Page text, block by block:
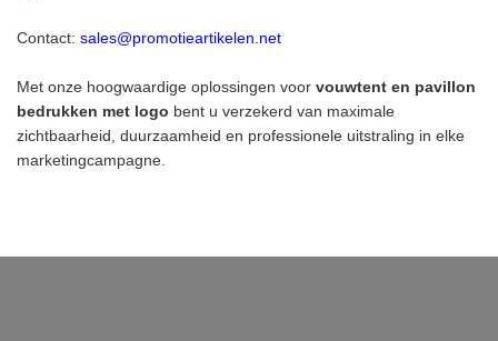
Contact: sales@promotieartikelen.net
Met onze hoogwaardige oplossingen voor vouwtent en pavillon
bedrukken met logo bent u verzekerd van maximale
zichtbaarheid, duurzaamheid en professionele uitstraling in elke
marketingcampagne.